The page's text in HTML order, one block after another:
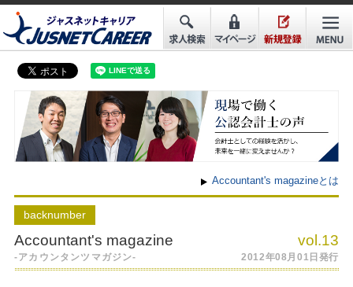
Accountant's magazineとは
backnumber
Accountant's magazine vol.13
-アカウンタンツマガジン- 2012年08月01日発行